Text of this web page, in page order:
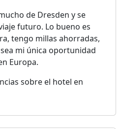
de Dresden y se
futuro. Lo bueno es
tengo millas ahorradas,
mi única oportunidad
Europa.
sobre el hotel en